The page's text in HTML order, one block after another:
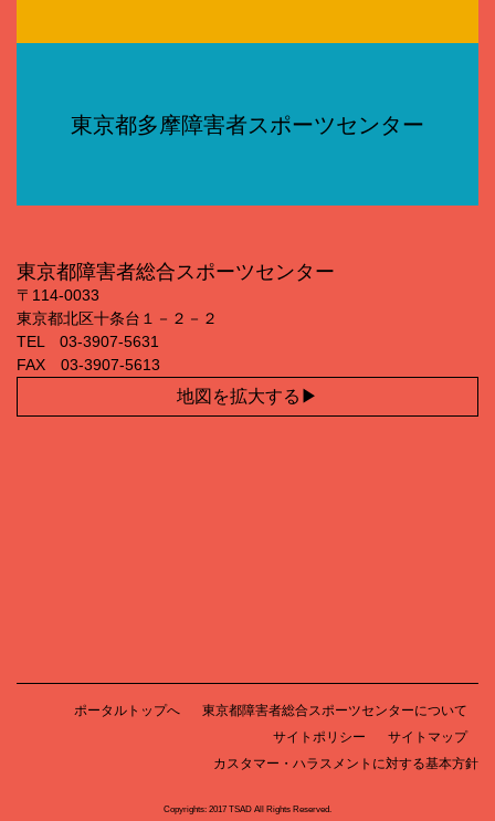
東京都多摩障害者スポーツセンター
東京都障害者総合スポーツセンター
〒114‐0033
東京都北区十条台１－２－２
TEL 03‐3907‐5631
FAX 03‐3907‐5613
地図を拡大する
ポータルトップへ
東京都障害者総合スポーツセンターについて
サイトポリシー
サイトマップ
カスタマー・ハラスメントに対する基本方針
Copyrights: 2017 TSAD All Rights Reserved.